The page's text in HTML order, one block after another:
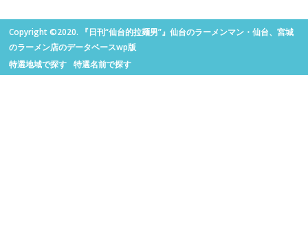
Copyright ©2020. 『日刊“仙台的拉麺男”』仙台のラーメンマン・仙台、宮城
のラーメン店のデータベースwp版
特選地域で探す
特選名前で探す